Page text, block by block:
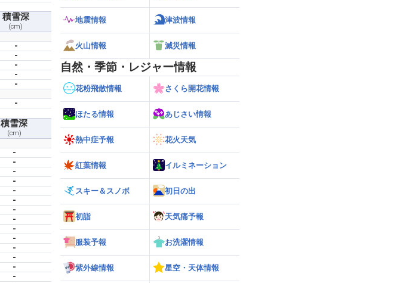
積雪深
(cm)
-
-
-
-
-
-
積雪深
(cm)
-
-
-
-
-
-
-
-
-
-
-
-
-
-
地震情報 津波情報
火山情報 減災情報
自然・季節・レジャー情報
花粉飛散情報 さくら開花情報
ほたる情報 あじさい情報
熱中症予報 花火天気
紅葉情報 イルミネーション
スキー＆スノボ 初日の出
初詣 天気痛予報
服装予報 お洗濯情報
紫外線情報 星空・天体情報